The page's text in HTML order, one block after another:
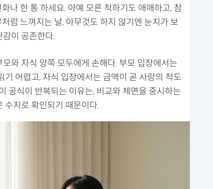
나 한 통 하세요. 아예 모른 척하기도 애매하고, 참
럼 느껴지는 날, 아무것도 하지 않기엔 눈치가 보
이 공존한다.
와 자식 양쪽 모두에게 손해다. 부모 입장에서는
어렵고, 자식 입장에서는 금액이 곧 사랑의 척도
공식이 반복되는 이유는, 비교와 체면을 중시하는
수치로 확인되기 때문이다.